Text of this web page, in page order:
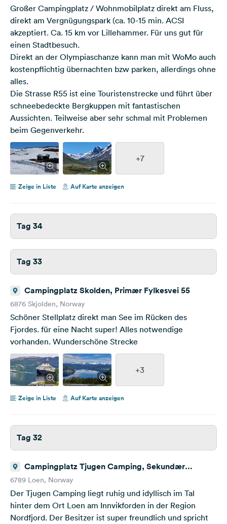
Großer Campingplatz / Wohnmobilplatz direkt am Fluss,
direkt am Vergnügungspark (ca. 10-15 min. ACSI
akzeptiert. Ca. 15 km vor Lillehammer. Für uns gut für
einen Stadtbesuch.
Direkt an der Olympiaschanze kann man mit WoMo auch
kostenpflichtig übernachten bzw parken, allerdings ohne
alles.
Die Strasse R55 ist eine Touristenstrecke und führt über
schneebedeckte Bergkuppen mit fantastischen
Aussichten. Teilweise aber sehr schmal mit Problemen
beim Gegenverkehr.
+7
Zeige in Liste Auf Karte anzeigen
Tag 34
Tag 33
Campingplatz Skolden, Primær Fylkesvei 55
6876 Skjolden, Norway
Schöner Stellplatz direkt man See im Rücken des
Fjordes. für eine Nacht super! Alles notwendige
vorhanden. Wunderschöne Strecke
+3
Zeige in Liste Auf Karte anzeigen
Tag 32
Campingplatz Tjugen Camping, Sekundær
Fylkesveg 723 6
6789 Loen, Norway
Der Tjugen Camping liegt ruhig und idyllisch im Tal
hinter dem Ort Loen am Innvikforden in der Region
Nordfjord. Der Besitzer ist super freundlich und spricht